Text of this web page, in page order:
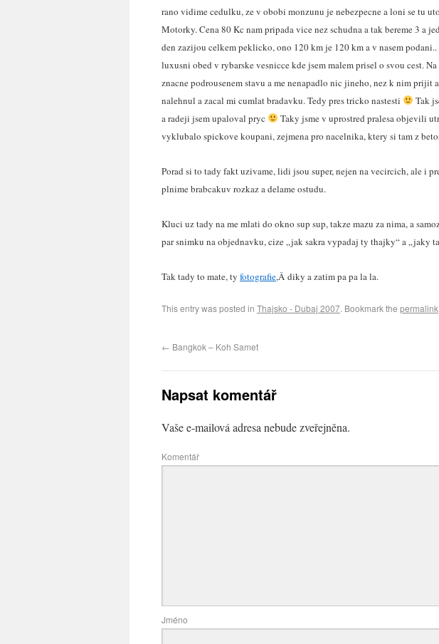
rano vidime cedulku, ze v obobi monzunu je nebezpecne a loni se tu
Motorky. Cena 80 Kc nam pripada vice nez schudna a tak bereme 3 a
den zazijou celkem peklicko, ono 120 km je 120 km a v nasem
luxusni obed v rybarske vesnicce kde jsem malem prisel o svou cest.
znacne podrousenem stavu a me nenapadlo nic jineho, nez k nim prijit
nalehnul a zacal mi cumlat bradavku. Tedy pres tricko nastesti
Tak
a radeji jsem upaloval pryc
Taky jsme v uprostred pralesa objevili
vyklubalo spickove koupani, zejmena pro nacelnika, ktery si tam z
Porad si to tady fakt uzivame, lidi jsou super, nejen na vecircich, ale i
plnime brabcakuv rozkaz a delame ostudu.
Kluci uz tady na me mlati do okno sup sup, takze mazu za nima, a
par snimku na objednavku, cize „jak sakra vypadaj ty thajky“ a „jaky
Tak tady to mate, ty fotografie,Â diky a zatim pa pa la la.
This entry was posted in Thajsko - Dubaj 2007. Bookmark the permalink
← Bangkok – Koh Samet
Napsat komentář
Vaše e-mailová adresa nebude zveřejněna.
Komentář
Jméno